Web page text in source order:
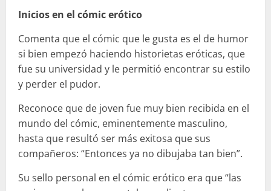
Inicios en el cómic erótico
Comenta que el cómic que le gusta es el de humor
si bien empezó haciendo historietas eróticas, que
fue su universidad y le permitió encontrar su estilo
y perder el pudor.
Reconoce que de joven fue muy bien recibida en el
mundo del cómic, eminentemente masculino,
hasta que resultó ser más exitosa que sus
compañeros: “Entonces ya no dibujaba tan bien”.
Su sello personal en el cómic erótico era que “las